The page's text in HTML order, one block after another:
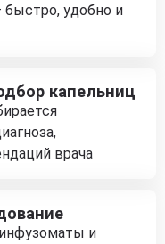
удобно и
капельниц
врача
и